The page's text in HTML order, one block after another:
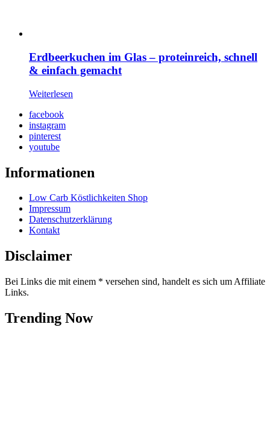
Erdbeerkuchen im Glas – proteinreich, schnell
& einfach gemacht
Weiterlesen
facebook
instagram
pinterest
youtube
Informationen
Low Carb Köstlichkeiten Shop
Impressum
Datenschutzerklärung
Kontakt
Disclaimer
Bei Links die mit einem * versehen sind, handelt es sich um Affiliate
Links.
Trending Now